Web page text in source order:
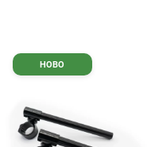
в любими
View
НОВО